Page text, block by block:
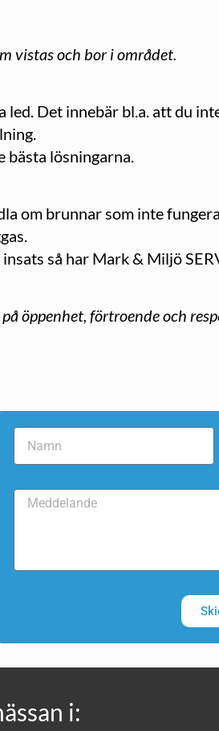
vistas och bor i området.
Det innebär bl.a. att du
bästa lösningarna.
om brunnar som inte
så har Mark & Miljö
öppenhet, förtroende och
i: